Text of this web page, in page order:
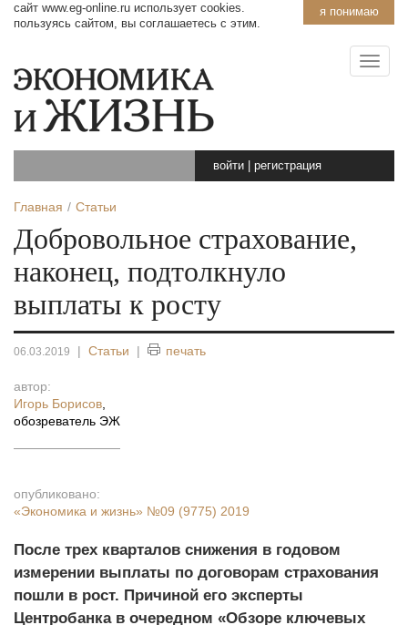
я понимаю
сайт www.eg-online.ru использует cookies.
пользуясь сайтом, вы соглашаетесь с этим.
войти регистрация
Главная Статьи
Добровольное страхование,
наконец, подтолкнуло
выплаты к росту
06.03.2019 | Статьи | печать
автор:
Игорь Борисов
обозреватель ЭЖ
опубликовано:
«Экономика и жизнь» №09 (9775) 2019
После трех кварталов снижения в годовом
измерении выплаты по договорам страхования
пошли в рост. Причиной его эксперты
Центробанка в очередном «Обзоре ключевых